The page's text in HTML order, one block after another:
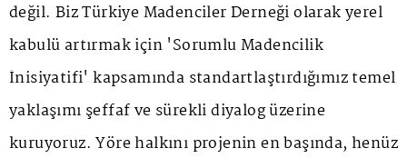
değil. Biz Türkiye Madenciler Derneği olarak yerel
kabulü artırmak için 'Sorumlu Madencilik
İnisiyatifi' kapsamında standartlaştırdığımız temel
yaklaşımı şeffaf ve sürekli diyalog üzerine
kuruyoruz. Yöre halkını projenin en başında, henüz